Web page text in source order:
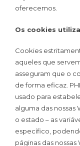
oferecemos.
Os cookies
Cookies
aqueles que
asseguram que o
de forma eficaz.
usado para
alguma das nossas
o estado – as
específico,
páginas das